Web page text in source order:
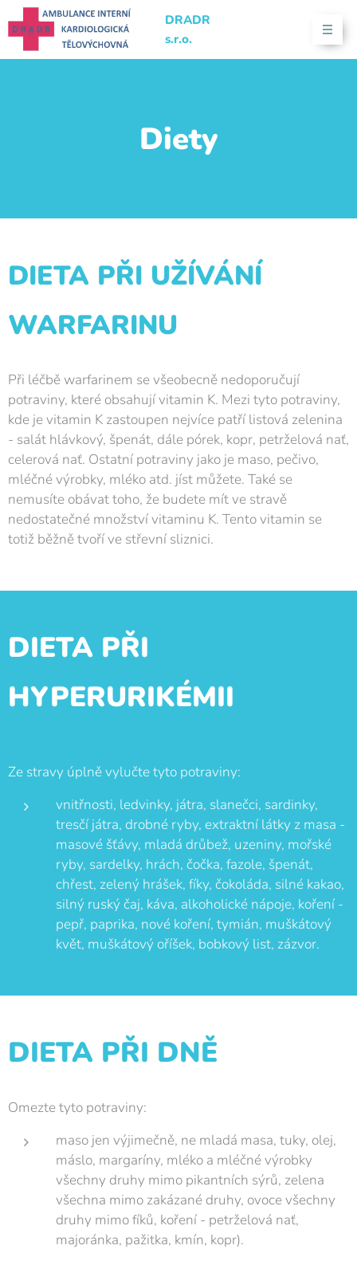
DRADR
s.r.o.
Diety
DIETA PŘI UŽÍVÁNÍ
WARFARINU
Při léčbě warfarinem se všeobecně nedoporučují
potraviny, které obsahují vitamin K. Mezi tyto potraviny,
kde je vitamin K zastoupen nejvíce patří listová zelenina
- salát hlávkový, špenát, dále pórek, kopr, petrželová nať,
celerová nať. Ostatní potraviny jako je maso, pečivo,
mléčné výrobky, mléko atd. jíst můžete. Také se
nemusíte obávat toho, že budete mít ve stravě
nedostatečné množství vitaminu K. Tento vitamin se
totiž běžně tvoří ve střevní sliznici.
DIETA PŘI
HYPERURIKÉMII
Ze stravy úplně vylučte tyto potraviny:
vnitřnosti, ledvinky, játra, slanečci, sardinky,
tresčí játra, drobné ryby, extraktní látky z masa -
masové šťávy, mladá drůbež, uzeniny, mořské
ryby, sardelky, hrách, čočka, fazole, špenát,
chřest, zelený hrášek, fíky, čokoláda, silné kakao,
silný ruský čaj, káva, alkoholické nápoje, koření -
pepř, paprika, nové koření, tymián, muškátový
květ, muškátový oříšek, bobkový list, zázvor.
DIETA PŘI DNĚ
Omezte tyto potraviny:
maso jen výjimečně, ne mladá masa, tuky, olej,
máslo, margaríny, mléko a mléčné výrobky
všechny druhy mimo pikantních sýrů, zelena
všechna mimo zakázané druhy, ovoce všechny
druhy mimo fíků, koření - petrželová nať,
majoránka, pažitka, kmín, kopr).